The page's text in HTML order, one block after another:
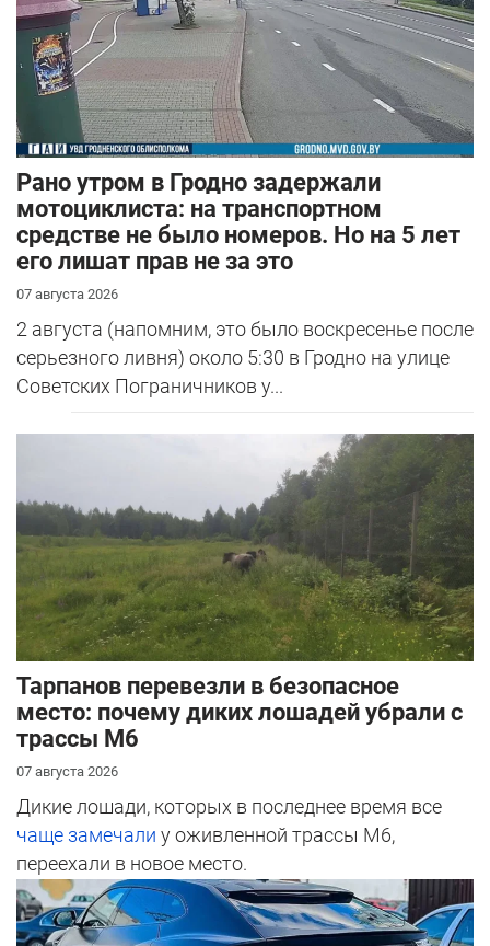
Рано утром в Гродно задержали
мотоциклиста: на транспортном
средстве не было номеров. Но на 5 лет
его лишат прав не за это
07 августа 2026
2 августа (напомним, это было воскресенье после
серьезного ливня) около 5:30 в Гродно на улице
Советских Пограничников у...
Тарпанов перевезли в безопасное
место: почему диких лошадей убрали с
трассы М6
07 августа 2026
Дикие лошади, которых в последнее время все
чаще замечали у оживленной трассы М6,
переехали в новое место.